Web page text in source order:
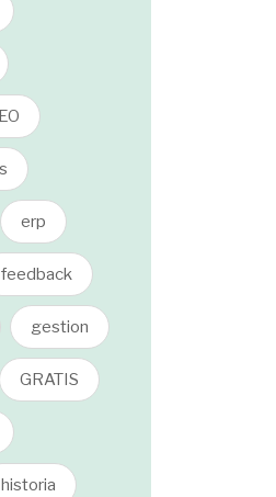
erp
feedback
gestion
GRATIS
historia